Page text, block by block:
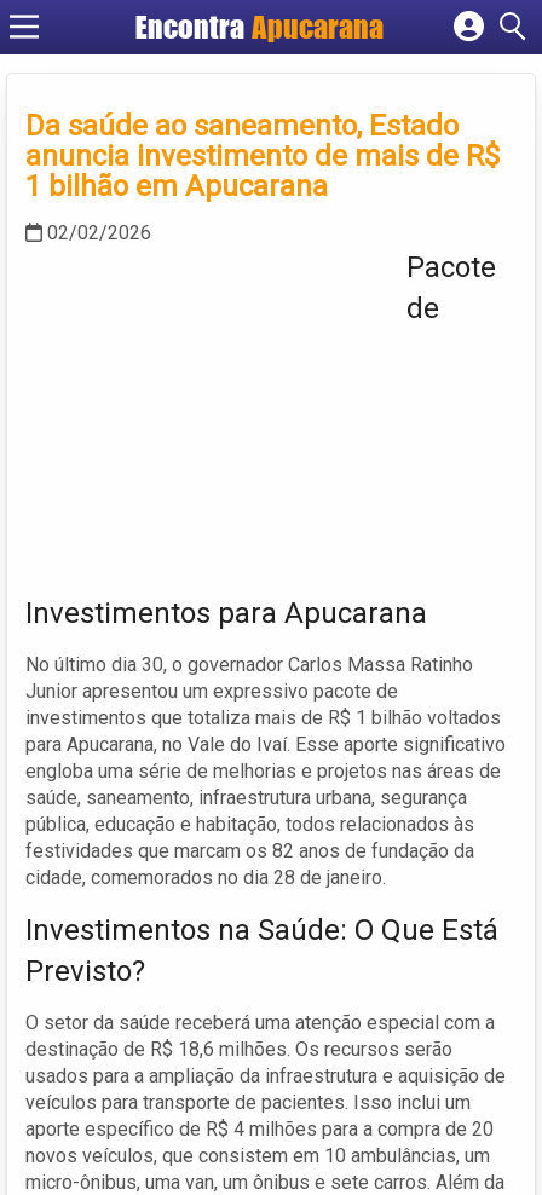
Encontra Apucarana
Cadastrar empresa
Criar conta
Da saúde ao saneamento, Estado
anuncia investimento de mais de R$
1 bilhão em Apucarana
02/02/2026
Pacote
de
Investimentos para Apucarana
No último dia 30, o governador Carlos Massa Ratinho
Junior apresentou um expressivo pacote de
investimentos que totaliza mais de R$ 1 bilhão voltados
para Apucarana, no Vale do Ivaí. Esse aporte significativo
engloba uma série de melhorias e projetos nas áreas de
saúde, saneamento, infraestrutura urbana, segurança
pública, educação e habitação, todos relacionados às
festividades que marcam os 82 anos de fundação da
cidade, comemorados no dia 28 de janeiro.
Investimentos na Saúde: O Que Está
Previsto?
O setor da saúde receberá uma atenção especial com a
destinação de R$ 18,6 milhões. Os recursos serão
usados para a ampliação da infraestrutura e aquisição de
veículos para transporte de pacientes. Isso inclui um
aporte específico de R$ 4 milhões para a compra de 20
novos veículos, que consistem em 10 ambulâncias, um
micro-ônibus, uma van, um ônibus e sete carros. Além da